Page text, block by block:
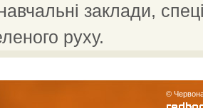
навчальні заклади,
руху.
©